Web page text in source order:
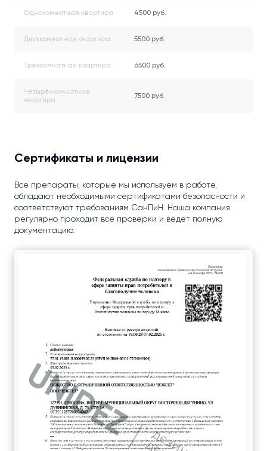
Однокомнатная квартира 4500 руб.
Двухкомнатная квартира 5500 руб.
Трёхкомнатная квартира 6500 руб.
Четырёхкомнатная
квартира
7500 руб.
Сертификаты и лицензии
Все препараты, которые мы используем в работе,
обладают необходимыми сертификатами безопасности и
соответствуют требованиям СанПиН. Наша компания
регулярно проходит все проверки и ведет полную
документацию.